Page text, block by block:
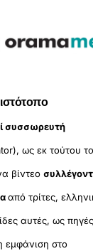
συσσωρευτή
ως εκ τούτου
βίντεο
από τρίτες,
αυτές, ως
εμφάνιση στο